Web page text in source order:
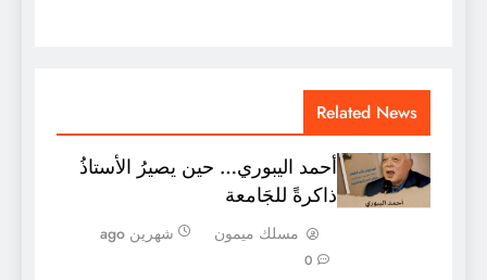
Related News
أحمد اليبوري… حين يصيرُ الأستاذُ
ذاكرةً للجَامعة
مسلك ميمون شهرين ago
0